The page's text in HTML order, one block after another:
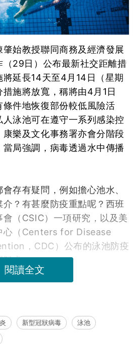
始教授聯同商務及經濟發展
（29日）公布最新社交距離措
延長14天至4月14日（星期
施將放寬，稱將由4月1日
條件地恢復部份較低風險活
泳池可在遵守一系列感染控
樂及文化事務署亦會分階段
局強調，病毒透過水中傳播
存有疑問，例如擔心池水、
？有甚麼防疫重點呢？西班
（CSIC）一項研究，以及美
心（Centers for Disease
，CDC）公布的泳池防疫
疑慮。
閱讀全文
新型冠狀病毒
泳池